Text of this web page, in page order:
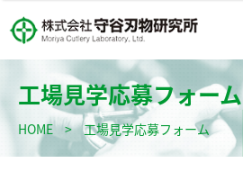
工場見学応募フォーム
HOME > 工場見学応募フォーム